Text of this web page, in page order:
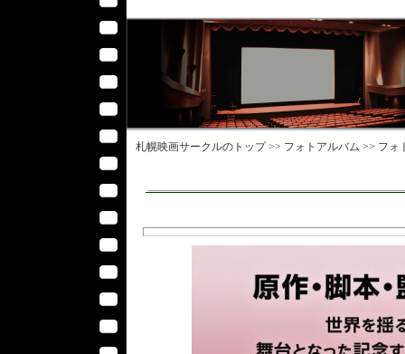
札幌映画サークルのトップ >> フォトアルバム >> フォ